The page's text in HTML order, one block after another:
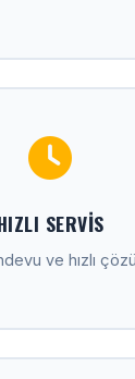
SERVIS
ve hızlı